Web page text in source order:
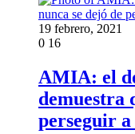
19 febrero, 2021
0 16
AMIA: el
demuestra
perseguir